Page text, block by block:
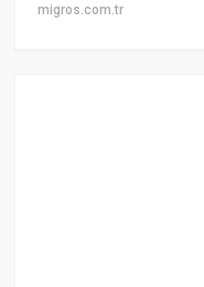
migros.com.tr